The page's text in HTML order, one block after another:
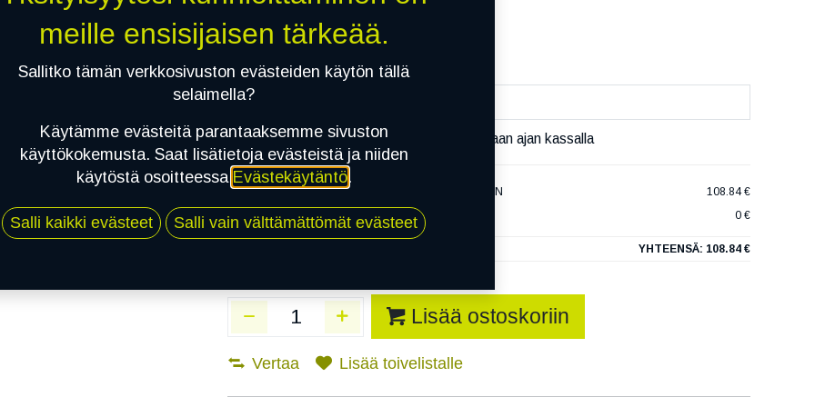
Asennuspalvelu
Mikäli valitset asennuksen, pääset varaamaan ajan kassalla
1X 195/70R15C 104/102S TOYO NANOENERGY VAN
108.84 €
EI ASENNUSTA
0 €
YHTEENSÄ: 108.84 €
Lisää ostoskoriin
Vertaa Lisää toivelistalle
meille ensisijaisen tärkeää.
Sallitko tämän verkkosivuston evästeiden käytön tällä
selaimella?
Käytämme evästeitä parantaaksemme sivuston
käyttökokemusta. Saat lisätietoja evästeistä ja niiden
käytöstä osoitteessa Evästekäytäntö.
Salli kaikki evästeet Salli vain välttämättömät evästeet